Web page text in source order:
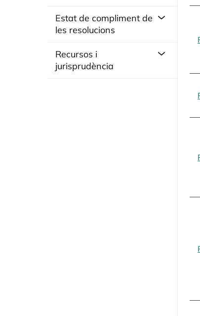
Estat de compliment de
les resolucions
Recursos i
jurisprudència